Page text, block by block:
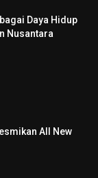
Daya Hidup
Nusantara
All New